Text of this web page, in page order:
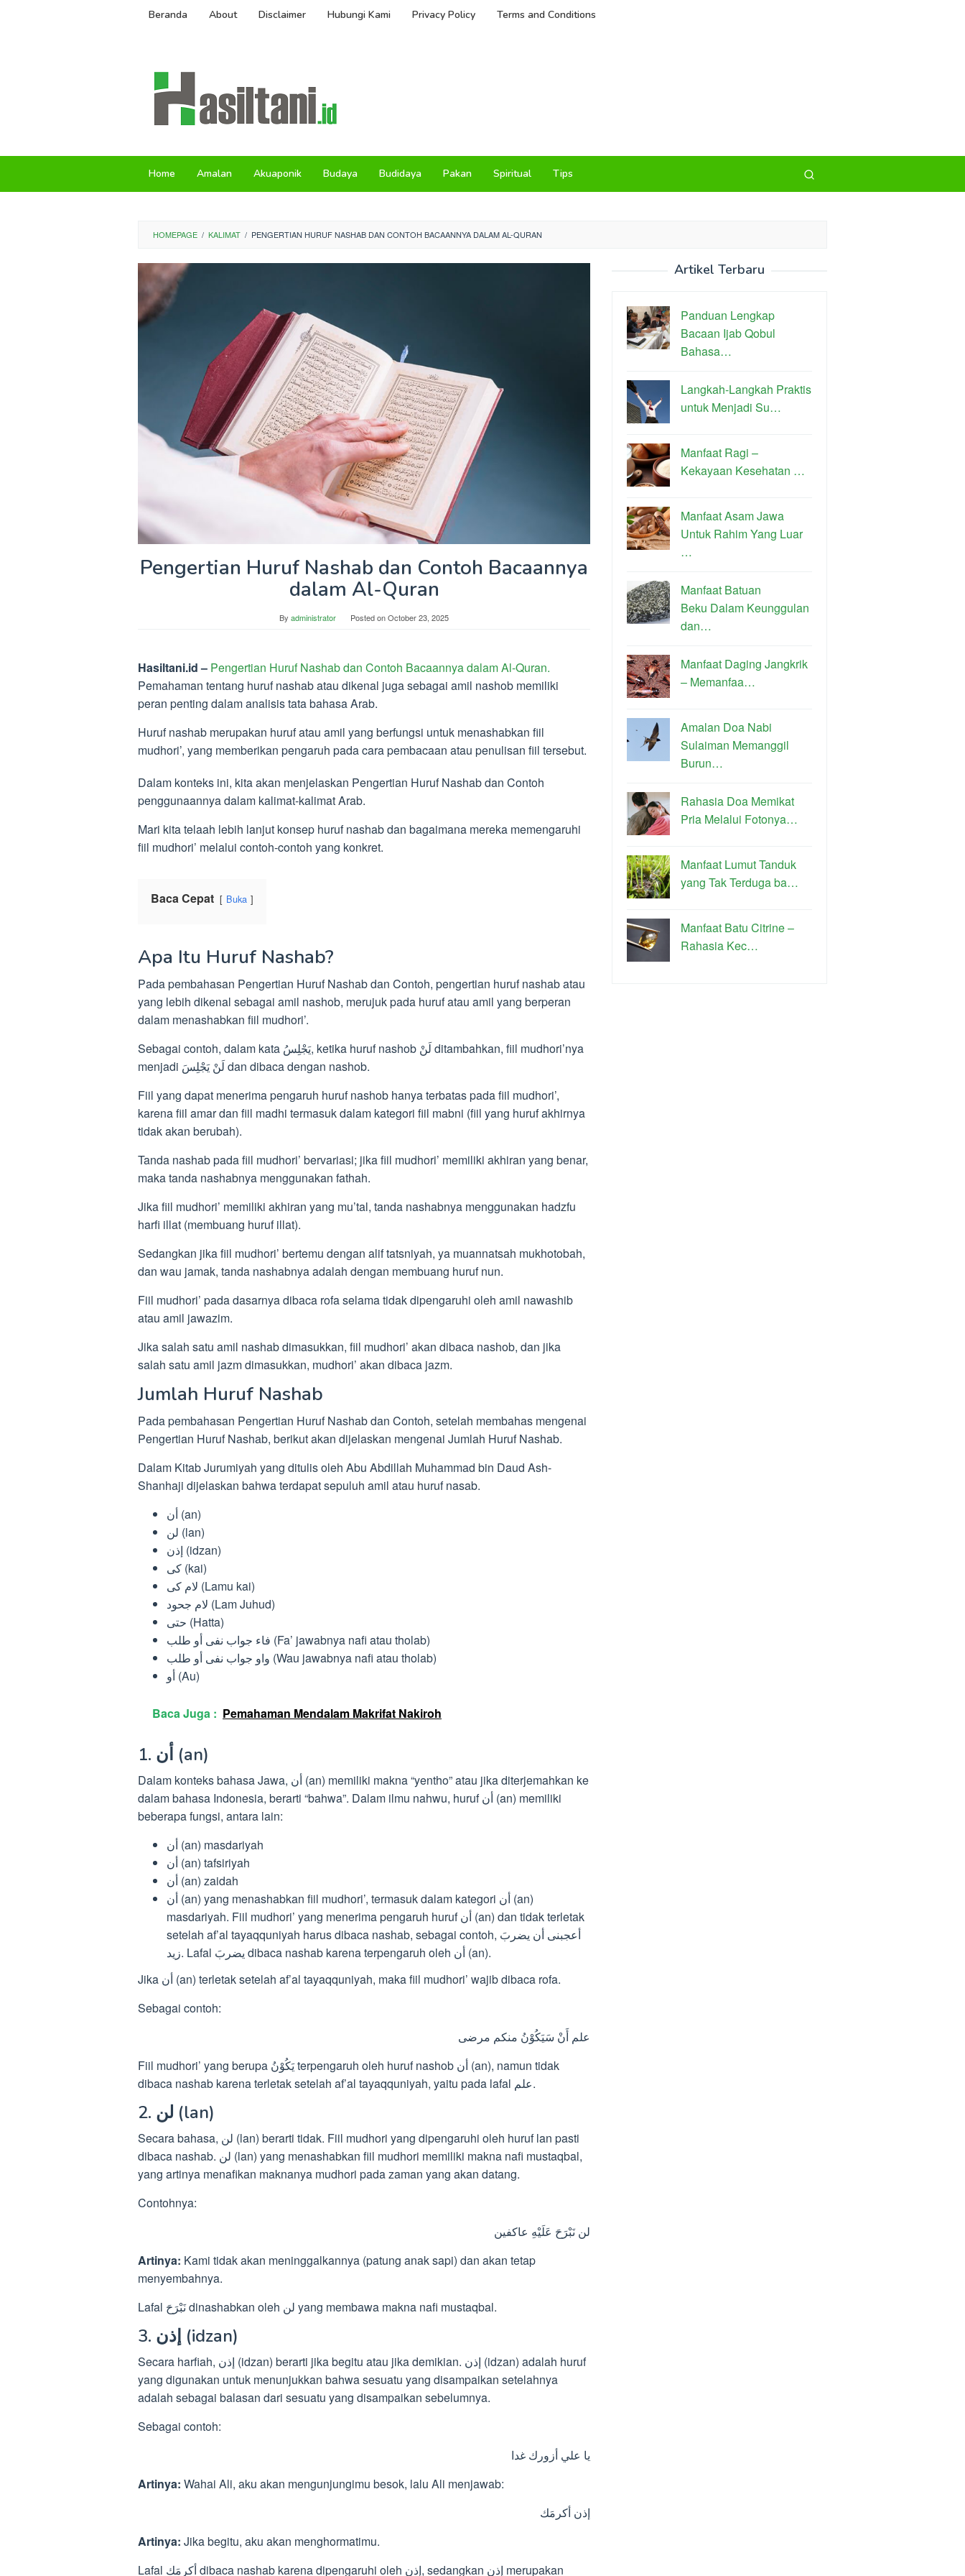
Beranda About Disclaimer Hubungi Kami Privacy Policy Terms and Conditions
Home Amalan Akuaponik Budaya Budidaya Pakan Spiritual Tips
HOMEPAGE / KALIMAT / PENGERTIAN HURUF NASHAB DAN CONTOH BACAANNYA DALAM AL-QURAN
Pengertian Huruf Nashab dan Contoh Bacaannya
dalam Al-Quran
By administrator Posted onOctober 23, 2025
Hasiltani.id – Pengertian Huruf Nashab dan Contoh Bacaannya dalam Al-Quran.
Pemahaman tentang huruf nashab atau dikenal juga sebagai amil nashob memiliki
peran penting dalam analisis tata bahasa Arab.
Huruf nashab merupakan huruf atau amil yang berfungsi untuk menashabkan fiil
mudhori’, yang memberikan pengaruh pada cara pembacaan atau penulisan fiil tersebut.
Dalam konteks ini, kita akan menjelaskan Pengertian Huruf Nashab dan Contoh
penggunaannya dalam kalimat-kalimat Arab.
Mari kita telaah lebih lanjut konsep huruf nashab dan bagaimana mereka memengaruhi
fiil mudhori’ melalui contoh-contoh yang konkret.
Baca Cepat Buka
Apa Itu Huruf Nashab?
Pada pembahasan Pengertian Huruf Nashab dan Contoh, pengertian huruf nashab atau
yang lebih dikenal sebagai amil nashob, merujuk pada huruf atau amil yang berperan
dalam menashabkan fiil mudhori’.
Sebagai contoh, dalam kata يَجْلِسُ, ketika huruf nashob لَنْ ditambahkan, fiil mudhori’nya
menjadi لَنْ يَجْلِسَ dan dibaca dengan nashob.
Fiil yang dapat menerima pengaruh huruf nashob hanya terbatas pada fiil mudhori’,
karena fiil amar dan fiil madhi termasuk dalam kategori fiil mabni (fiil yang huruf akhirnya
tidak akan berubah).
Tanda nashab pada fiil mudhori’ bervariasi; jika fiil mudhori’ memiliki akhiran yang benar,
maka tanda nashabnya menggunakan fathah.
Jika fiil mudhori’ memiliki akhiran yang mu’tal, tanda nashabnya menggunakan hadzfu
harfi illat (membuang huruf illat).
Sedangkan jika fiil mudhori’ bertemu dengan alif tatsniyah, ya muannatsah mukhotobah,
dan wau jamak, tanda nashabnya adalah dengan membuang huruf nun.
Fiil mudhori’ pada dasarnya dibaca rofa selama tidak dipengaruhi oleh amil nawashib
atau amil jawazim.
Jika salah satu amil nashab dimasukkan, fiil mudhori’ akan dibaca nashob, dan jika
salah satu amil jazm dimasukkan, mudhori’ akan dibaca jazm.
Jumlah Huruf Nashab
Pada pembahasan Pengertian Huruf Nashab dan Contoh, setelah membahas mengenai
Pengertian Huruf Nashab, berikut akan dijelaskan mengenai Jumlah Huruf Nashab.
Dalam Kitab Jurumiyah yang ditulis oleh Abu Abdillah Muhammad bin Daud Ash-
Shanhaji dijelaskan bahwa terdapat sepuluh amil atau huruf nasab.
أن (an)
لن (lan)
إذن (idzan)
كى (kai)
لام كى (Lamu kai)
لام جحود (Lam Juhud)
حتى (Hatta)
فاء جواب نفى أو طلب (Fa’ jawabnya nafi atau tholab)
واو جواب نفى أو طلب (Wau jawabnya nafi atau tholab)
أو (Au)
Baca Juga : Pemahaman Mendalam Makrifat Nakiroh
1. أن (an)
Dalam konteks bahasa Jawa, أن (an) memiliki makna “yentho” atau jika diterjemahkan ke
dalam bahasa Indonesia, berarti “bahwa”. Dalam ilmu nahwu, huruf أن (an) memiliki
beberapa fungsi, antara lain:
أن (an) masdariyah
أن (an) tafsiriyah
أن (an) zaidah
أن (an) yang menashabkan fiil mudhori’, termasuk dalam kategori أن (an)
masdariyah. Fiil mudhori’ yang menerima pengaruh huruf أن (an) dan tidak terletak
setelah af’al tayaqquniyah harus dibaca nashab, sebagai contoh, أعجبنى أن يضربَ
زيد. Lafal يضربَ dibaca nashab karena terpengaruh oleh أن (an).
Jika أن (an) terletak setelah af’al tayaqquniyah, maka fiil mudhori’ wajib dibaca rofa.
Sebagai contoh:
علم أَنْ سَيَكُوْنُ منكم مرضى
Fiil mudhori’ yang berupa يَكُوْنُ terpengaruh oleh huruf nashob أن (an), namun tidak
dibaca nashab karena terletak setelah af’al tayaqquniyah, yaitu pada lafal علم.
2. لن (lan)
Secara bahasa, لن (lan) berarti tidak. Fiil mudhori yang dipengaruhi oleh huruf lan pasti
dibaca nashab. لن (lan) yang menashabkan fiil mudhori memiliki makna nafi mustaqbal,
yang artinya menafikan maknanya mudhori pada zaman yang akan datang.
Contohnya:
لن نَبْرَحَ عَلَيْهِ عاكفين
Artinya: Kami tidak akan meninggalkannya (patung anak sapi) dan akan tetap
menyembahnya.
Lafal نَبْرَحَ dinashabkan oleh لن yang membawa makna nafi mustaqbal.
3. إذن (idzan)
Secara harfiah, إذن (idzan) berarti jika begitu atau jika demikian. إذن (idzan) adalah huruf
yang digunakan untuk menunjukkan bahwa sesuatu yang disampaikan setelahnya
adalah sebagai balasan dari sesuatu yang disampaikan sebelumnya.
Sebagai contoh:
يا علي أزورك غدا
Artinya: Wahai Ali, aku akan mengunjungimu besok, lalu Ali menjawab:
إذن أكرمَك
Artinya: Jika begitu, aku akan menghormatimu.
Lafal أكرمَك dibaca nashab karena dipengaruhi oleh إذن, sedangkan إذن merupakan
Artikel Terbaru
Panduan Lengkap
Bacaan Ijab Qobul
Bahasa…
Langkah-Langkah Praktis
untuk Menjadi Su…
Manfaat Ragi –
Kekayaan Kesehatan …
Manfaat Asam Jawa
Untuk Rahim Yang Luar
…
Manfaat Batuan
Beku Dalam Keunggulan
dan…
Manfaat Daging Jangkrik
– Memanfaa…
Amalan Doa Nabi
Sulaiman Memanggil
Burun…
Rahasia Doa Memikat
Pria Melalui Fotonya…
Manfaat Lumut Tanduk
yang Tak Terduga ba…
Manfaat Batu Citrine –
Rahasia Kec…